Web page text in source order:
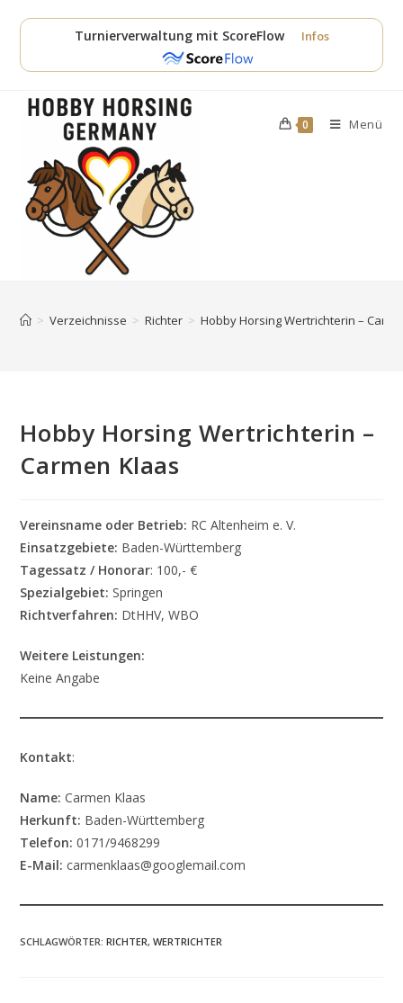
Inhalt
Turnierverwaltung mit ScoreFlow Infos
0 Menü
> Verzeichnisse > Richter > Hobby Horsing Wertrichterin –
Hobby Horsing Wertrichterin –
Carmen Klaas
Vereinsname oder Betrieb: RC Altenheim e. V.
Einsatzgebiete: Baden-Württemberg
Tagessatz / Honorar: 100,- €
Spezialgebiet:Springen
Richtverfahren: DtHHV, WBO
Weitere Leistungen:
Keine Angabe
Kontakt:
Name: Carmen Klaas
Herkunft: Baden-Württemberg
Telefon:0171/9468299
E-Mail: carmenklaas@googlemail.com
SCHLAGWÖRTER:RICHTER, WERTRICHTER